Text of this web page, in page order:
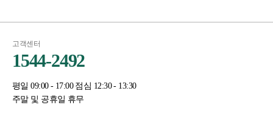
고객센터
1544-2492
평일 09:00 - 17:00 점심 12:30 - 13:30
주말 및 공휴일 휴무